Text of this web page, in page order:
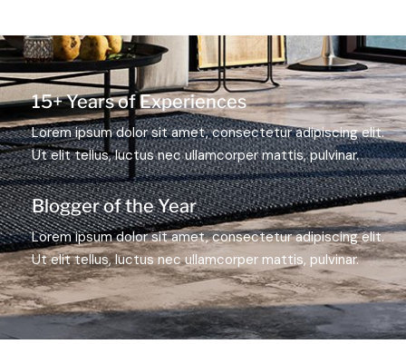
15+ Years of Experiences
Lorem ipsum dolor sit amet, consectetur adipiscing elit.
Ut elit tellus, luctus nec ullamcorper mattis, pulvinar.
Blogger of the Year
Lorem ipsum dolor sit amet, consectetur adipiscing elit.
Ut elit tellus, luctus nec ullamcorper mattis, pulvinar.